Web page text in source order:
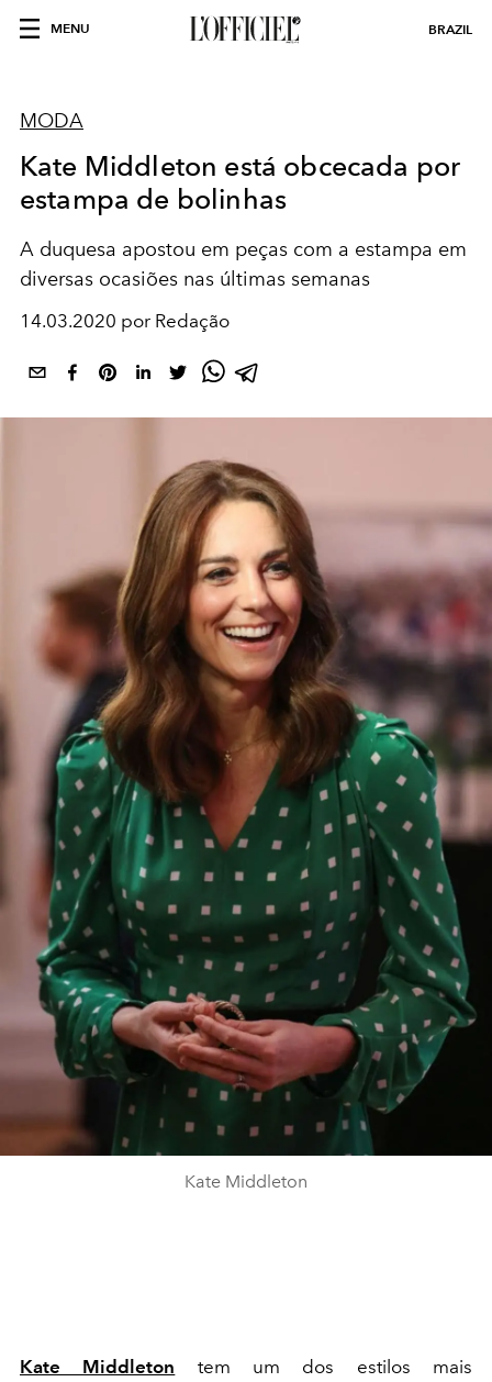
MENU BRAZIL
MODA
Kate Middleton está obcecada por
estampa de bolinhas
A duquesa apostou em peças com a estampa em
diversas ocasiões nas últimas semanas
14.03.2020 por Redação
Kate Middleton
Kate Middleton tem um dos estilos mais